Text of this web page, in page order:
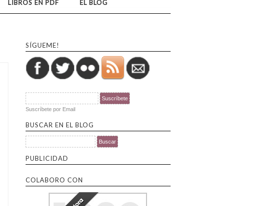
LIBROS EN PDF EL BLOG
SÍGUEME!
Suscríbete por Email
BUSCAR EN EL BLOG
Buscar por:
PUBLICIDAD
COLABORO CON